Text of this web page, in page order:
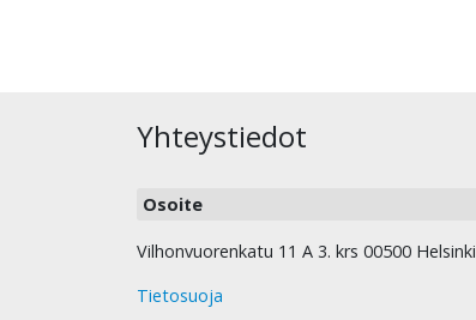
Yhteystiedot
Osoite
Vilhonvuorenkatu 11 A 3. krs 00500 Helsinki
Tietosuoja